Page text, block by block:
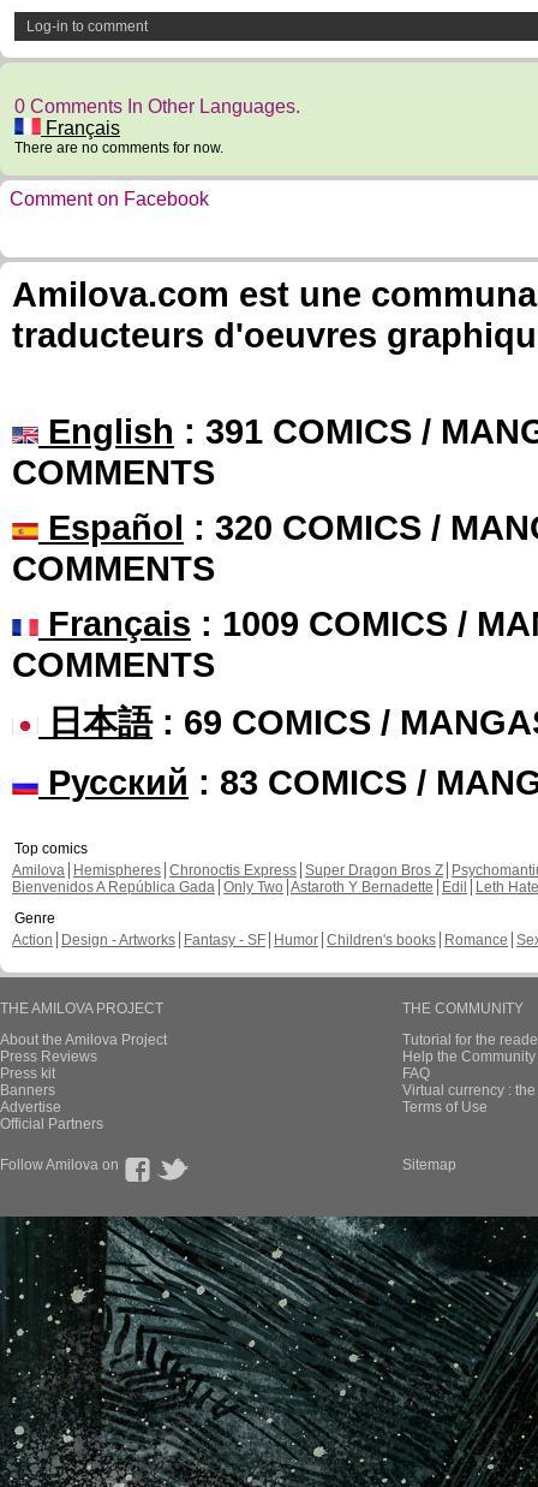
Log-in to comment
0 Comments In Other Languages.
Français
There are no comments for now.
Comment on Facebook
Amilova.com est une
traducteurs d'oeuvres
English : 391 COMICS /
COMMENTS
Español : 320 COMICS /
COMMENTS
Français : 1009 COMICS /
COMMENTS
日本語: 69 COMICS /
Русский : 83 COMICS /
Top comics
Amilova
Hemispheres Chronoctis Express Super Dragon Bros Z
Bienvenidos A República Gada Only Two Astaroth Y Bernadette Edil
Leth Hate
Genre
Action
Design - Artworks Fantasy - SF Humor Children's books Romance
THE AMILOVA PROJECT
About the Amilova Project
Press Reviews
Press kit
Banners
Advertise
Official Partners
THE COMMUNITY
Tutorial for the
Help the
FAQ
Virtual currency :
Terms of Use
Follow Amilova on Sitemap